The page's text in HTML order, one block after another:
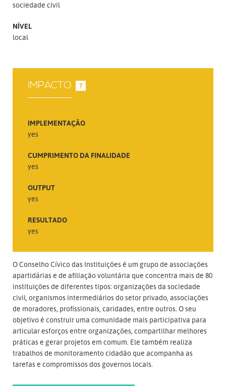
sociedade civil
NÍVEL
local
IMPACTO ?
IMPLEMENTAÇÃO
yes
CUMPRIMENTO DA FINALIDADE
yes
OUTPUT
yes
RESULTADO
yes
O Conselho Cívico das Instituições é um grupo de associações
apartidárias e de afiliação voluntária que concentra mais de 80
instituições de diferentes tipos: organizações da sociedade
civil, organismos intermediários do setor privado, associações
de moradores, profissionais, caridades, entre outros. O seu
objetivo é construir uma comunidade mais participativa para
articular esforços entre organizações, compartilhar melhores
práticas e gerar projetos em comum. Ele também realiza
trabalhos de monitoramento cidadão que acompanha as
tarefas e compromissos dos governos locais.